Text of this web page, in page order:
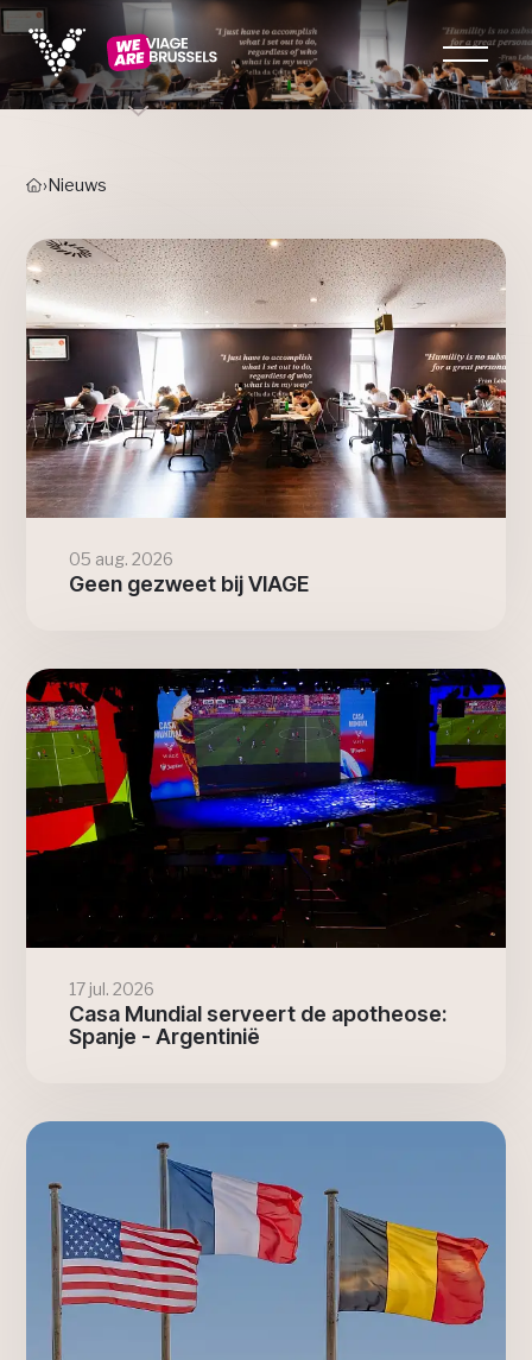
›Nieuws
05 aug. 2026
Geen gezweet bij VIAGE
17 jul. 2026
Casa Mundial serveert de apotheose:
Spanje - Argentinië